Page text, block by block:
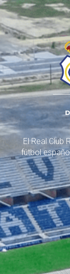
El Real Club
fútbol